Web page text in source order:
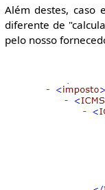
Além destes, caso
diferente de
pelo nosso